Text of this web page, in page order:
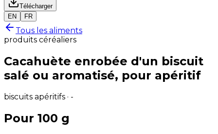
Télécharger
EN
FR
Tous les aliments
produits céréaliers
Cacahuète enrobée d'un biscuit
salé ou aromatisé, pour apéritif
biscuits apéritifs · -
Pour 100 g